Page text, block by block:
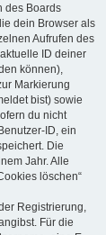
des Boards
dein Browser als
Aufrufen des
ID deiner
können),
Markierung
bist) sowie
du nicht
ID, ein
Die
Jahr. Alle
löschen“
Registrierung,
Für die